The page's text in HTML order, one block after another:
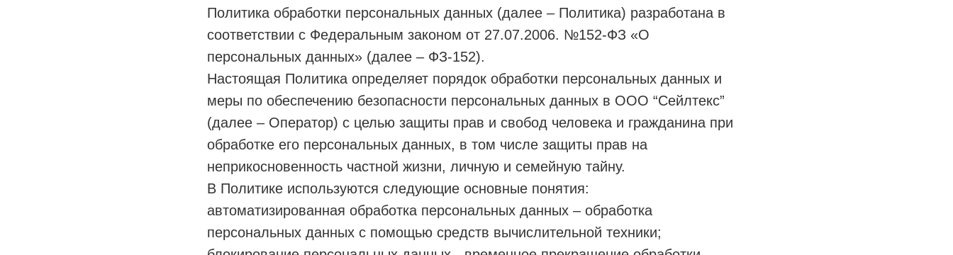
Политика обработки персональных данных (далее – Политика) разработана в
соответствии с Федеральным законом от 27.07.2006. №152-ФЗ «О
персональных данных» (далее – ФЗ-152).
Настоящая Политика определяет порядок обработки персональных данных и
меры по обеспечению безопасности персональных данных в ООО “Сейлтекс”
(далее – Оператор) с целью защиты прав и свобод человека и гражданина при
обработке его персональных данных, в том числе защиты прав на
неприкосновенность частной жизни, личную и семейную тайну.
В Политике используются следующие основные понятия:
автоматизированная обработка персональных данных – обработка
персональных данных с помощью средств вычислительной техники;